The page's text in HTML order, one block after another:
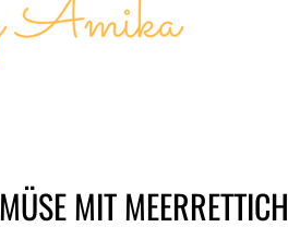
MIT MEERRETTICH